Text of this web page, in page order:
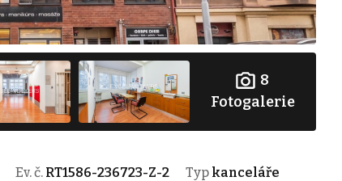
8
Fotogalerie
Ev. č. RT1586-236723-Z-2 Typ kanceláře